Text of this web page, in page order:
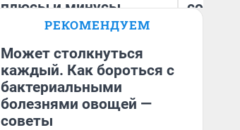
плюсы и минусы
Денис Дедюхин
РЕКОМЕНДУЕМ
Может столкнуться
каждый. Как бороться с
бактериальными
болезнями овощей —
советы